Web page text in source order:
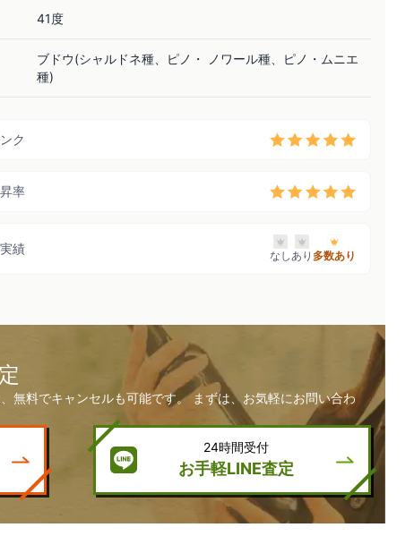
41度
ブドウ(シャルドネ種、ピノ・ ノワール種、ピノ・ムニエ
種)
ク
率
績 なし あり 多数あり
無料でキャンセルも可能です。 まずは、お気軽にお問い合わ
24時間受付
お手軽LINE査定